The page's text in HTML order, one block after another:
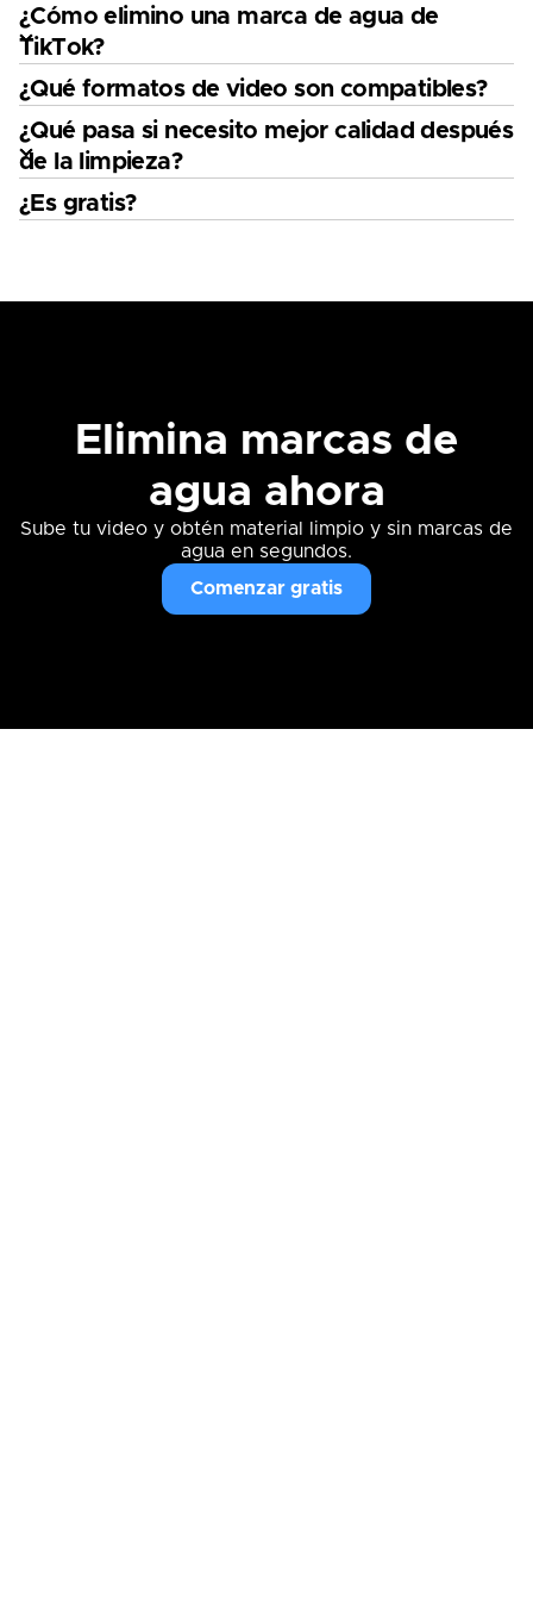
¿Cómo elimino una marca de agua de
TikTok?
¿Qué formatos de video son compatibles?
¿Qué pasa si necesito mejor calidad después
de la limpieza?
¿Es gratis?
Elimina marcas de
agua ahora
Sube tu video y obtén material limpio y sin marcas de
agua en segundos.
Comenzar gratis